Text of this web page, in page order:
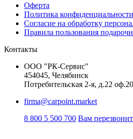
Оферта
Политика конфиденциальности
Согласие на обработку
Правила пользования
Контакты
ООО "РК-Сервис"
454045, Челябинск
Потребительская 2-я, д.22
firma@carpoint.market
8 800 5 500 700 Вам